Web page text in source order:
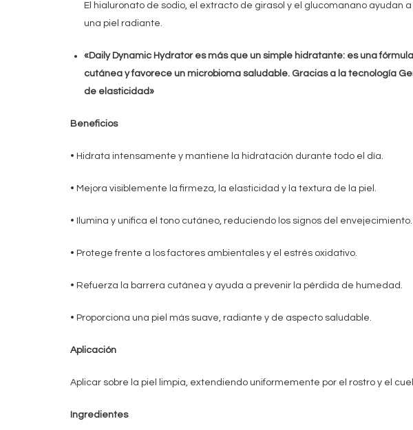
El hialuronato de sodio, el extracto de girasol y el glucomanano
una piel radiante.
«Daily Dynamic Hydrator es más que un simple hidratante: es una
cutánea y favorece un microbioma saludable. Gracias a la tecnología
de elasticidad»
Beneficios
• Hidrata intensamente y mantiene la hidratación durante todo el día.
• Mejora visiblemente la firmeza, la elasticidad y la textura de la piel.
• Ilumina y unifica el tono cutáneo, reduciendo los signos del envejecimiento.
• Protege frente a los factores ambientales y el estrés oxidativo.
• Refuerza la barrera cutánea y ayuda a prevenir la pérdida de humedad.
• Proporciona una piel más suave, radiante y de aspecto saludable.
Aplicación
Aplicar sobre la piel limpia, extendiendo uniformemente por el rostro y el
Ingredientes